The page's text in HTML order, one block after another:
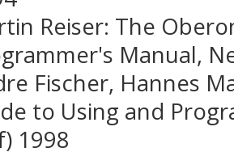
Reiser: The
Manual,
Fischer, Hannes
to Using and
1998